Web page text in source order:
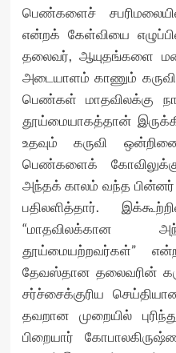
பெண்களைச்
என்றக் கேள்வியை
தலைவர், ஆயுதங்களை
அடையாளம் காணும் கருவி
பெண்கள் மாதவிலக்கு
தூய்மையாகத்தான்
உதவும் கருவி
பெண்களைக்
அந்தக் காலம் வந்த பின்னர்
பதிலளித்தார்.
“மாதவிலக்கான
தூய்மையற்றவர்கள்”
தேவஸ்தான தலைவரின்
சர்ச்சைக்குரிய
தவறான முறையில்
பிறையார்